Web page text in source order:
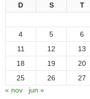
D S T
4
5 6
11
12 13
18
19 20
25
26 27
« nov
jun »